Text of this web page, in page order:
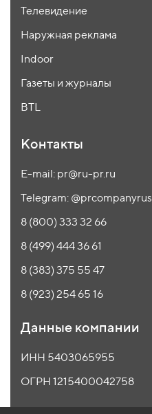
Телевидение
Наружная реклама
Indoor
Газеты и журналы
BTL
Контакты
E-mail: pr@ru-pr.ru
Telegram: @prcompanyrus
8 (800) 333 32 66
8 (499) 444 36 61
8 (383) 375 55 47
8 (923) 254 65 16
Данные компании
ИНН 5403065955
ОГРН 1215400042758